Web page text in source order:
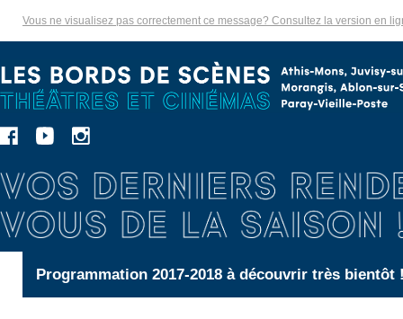
Vous ne visualisez pas correctement ce message? Consultez la version en
Programmation 2017-2018 à découvrir très bientôt